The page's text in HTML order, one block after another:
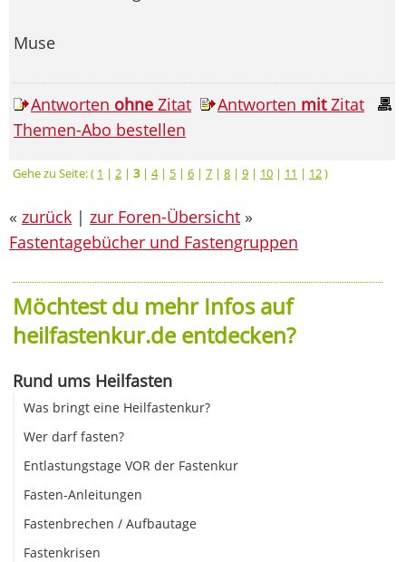
Muse
Antworten ohne Zitat Antworten mitZitat
Themen-Abo bestellen
Gehe zu Seite: ( 1 | 2 | 3| 4| 5 | 6 | 7 | 8 | 9 | 10 | 11 | 12)
« zurück | zur Foren-Übersicht »
Fastentagebücher und Fastengruppen
Möchtest du mehr Infos auf
heilfastenkur.de entdecken?
Rund ums Heilfasten
Was bringt eine Heilfastenkur?
Wer darf fasten?
Entlastungstage VOR der Fastenkur
Fasten-Anleitungen
Fastenbrechen / Aufbautage
Fastenkrisen